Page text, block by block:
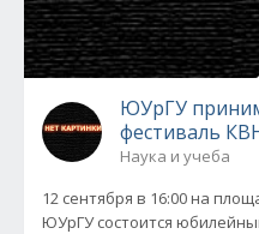
ЮУрГУ
фестиваль
Наука и учеба
12 сентября в 16:00 на
ЮУрГУ состоится